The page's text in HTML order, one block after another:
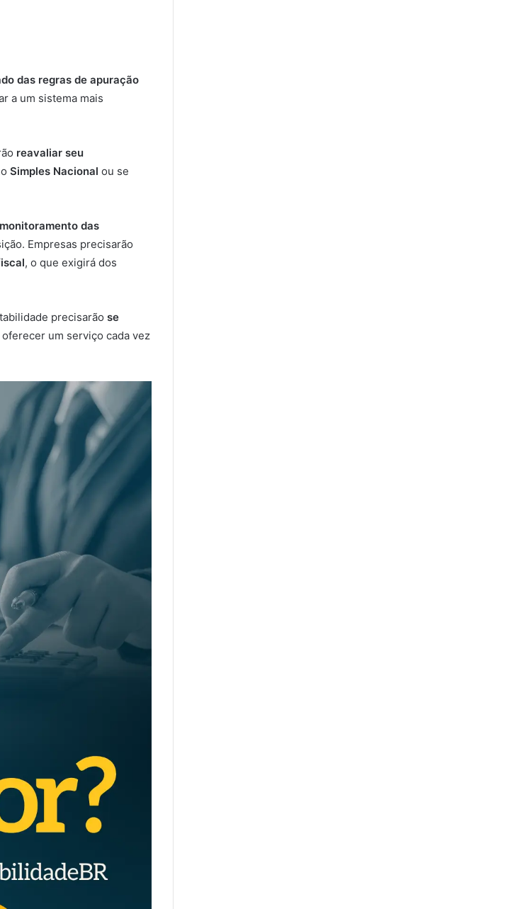
das regras de apuração
a um sistema mais
reavaliar seu
Simples Nacional ou se
das
Empresas precisarão
, o que exigirá dos
precisarão se
um serviço cada vez